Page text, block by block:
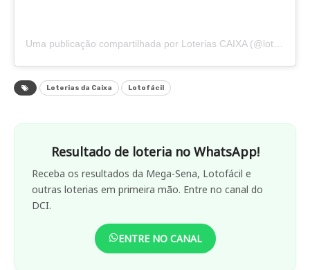
Loterias da Caixa Lotofácil
Resultado de loteria no WhatsApp!
Receba os resultados da Mega-Sena, Lotofácil e
outras loterias em primeira mão. Entre no canal do
DCI.
ENTRE NO CANAL